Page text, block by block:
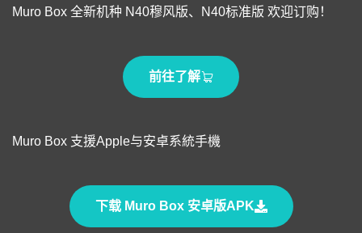
Muro Box 全新机种 N40穆风版、N40标准版 欢迎订购！
前往了解
Muro Box 支援Apple与安卓系統手機
下载 Muro Box 安卓版APK